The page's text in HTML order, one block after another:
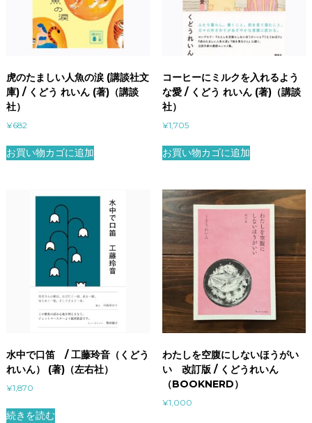
虎のたましい人魚の涙 (講談社文
庫) / くどう れいん (著)（講談
社）
¥682
お買い物カゴに追加
コーヒーにミルクを入れるよう
な愛 / くどう れいん (著)（講談
社）
¥1,705
お買い物カゴに追加
水中で口笛 / 工藤玲音（くどう
れいん） (著)（左右社）
¥1,870
続きを読む
わたしを空腹にしないほうがい
い 改訂版 / くどうれいん
（BOOKNERD）
¥1,000